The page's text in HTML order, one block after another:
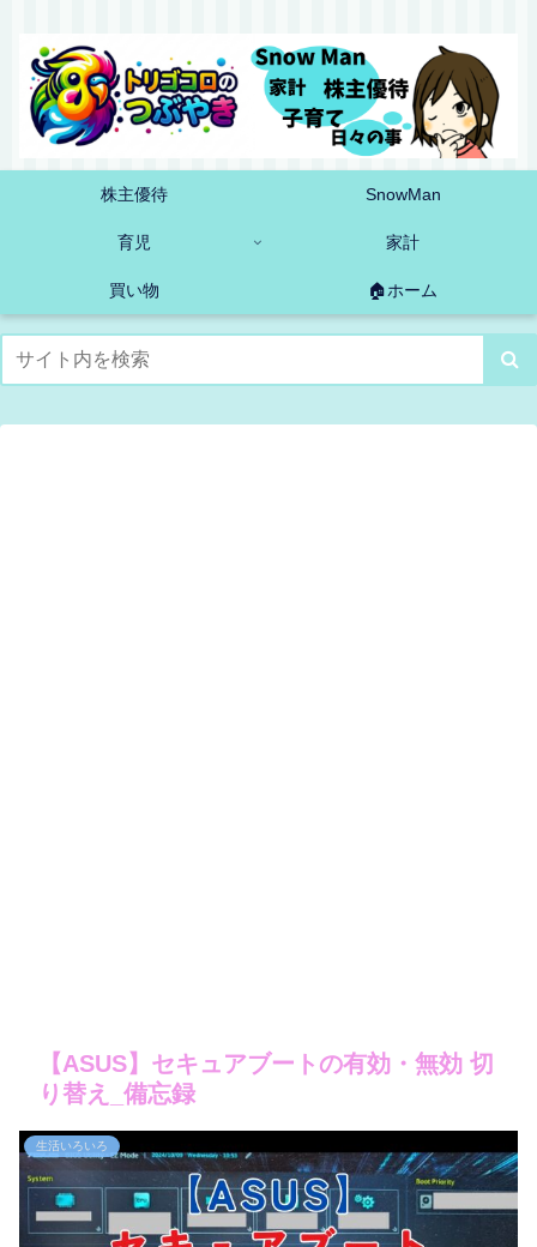
株主優待 SnowMan
育児 家計
買い物 🏠ホーム
【ASUS】セキュアブートの有効・無効 切
り替え_備忘録
生活いろいろ